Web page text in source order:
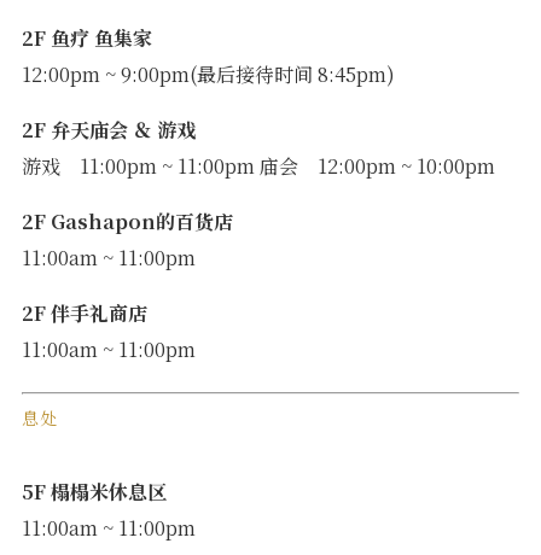
2F 鱼疗 鱼集家
12:00pm ~ 9:00pm(最后接待时间 8:45pm)
2F 弁天庙会 ＆ 游戏
游戏 11:00pm ~ 11:00pm 庙会 12:00pm ~ 10:00pm
2F Gashapon的百货店
11:00am ~ 11:00pm
2F 伴手礼商店
11:00am ~ 11:00pm
息处
5F 榻榻米休息区
11:00am ~ 11:00pm